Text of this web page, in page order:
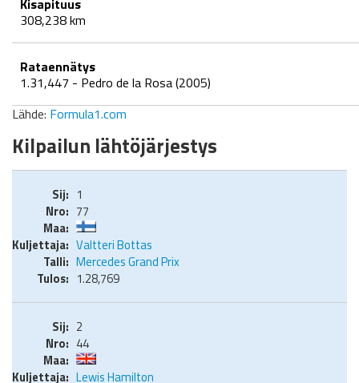
308,238 km
Rataennätys
1.31,447 - Pedro de la Rosa (2005)
Lähde: Formula1.com
Kilpailun lähtöjärjestys
1
77
Valtteri Bottas
Mercedes Grand Prix
1.28,769
2
44
Lewis Hamilton